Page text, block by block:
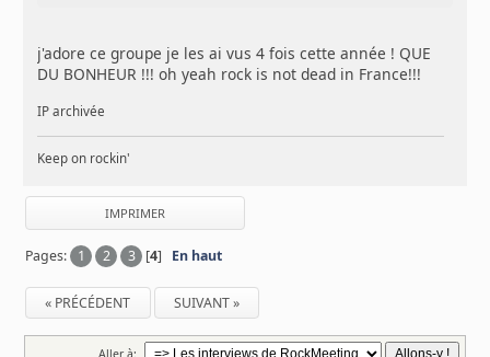
j'adore ce groupe je les ai vus 4 fois cette année ! QUE
DU BONHEUR !!! oh yeah rock is not dead in France!!!
IP archivée
Keep on rockin'
IMPRIMER
Pages: 1 2 3 [4] En haut
« PRÉCÉDENT SUIVANT »
Aller à: